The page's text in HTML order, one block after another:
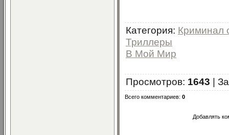
Категория: Криминал
Триллеры
В Мой Мир
Просмотров: 1643 |
Всего комментариев: 0
Добавлять